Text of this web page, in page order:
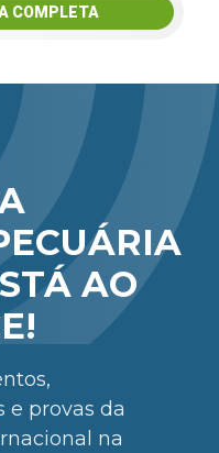
COMPLETA
AO
e provas da
na